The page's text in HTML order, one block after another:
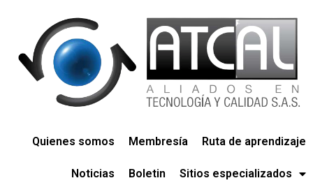
Quienes somos Membresía Ruta de aprendizaje
Noticias Boletin Sitios especializados